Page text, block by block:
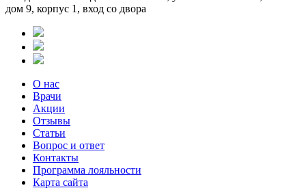
дом 9, корпус 1, вход со двора
О нас
Врачи
Акции
Отзывы
Статьи
Вопрос и ответ
Контакты
Программа лояльности
Карта сайта